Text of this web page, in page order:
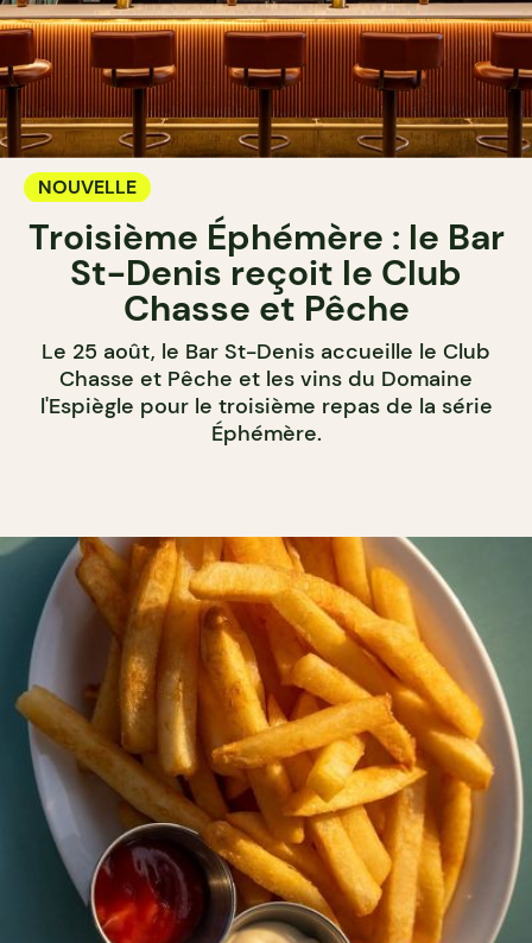
NOUVELLE
Troisième Éphémère : le Bar
St-Denis reçoit le Club
Chasse et Pêche
Le 25 août, le Bar St-Denis accueille le Club
Chasse et Pêche et les vins du Domaine
l'Espiègle pour le troisième repas de la série
Éphémère.